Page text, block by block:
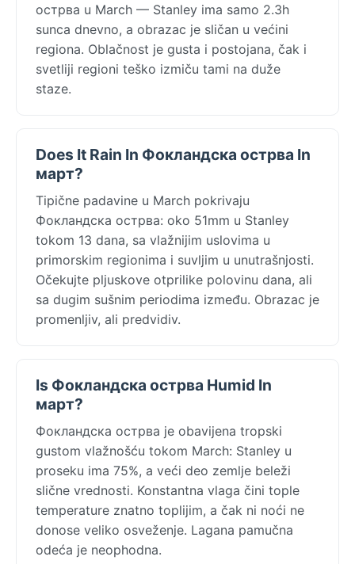
острва u March — Stanley ima samo 2.3h
sunca dnevno, a obrazac je sličan u većini
regiona. Oblačnost je gusta i postojana, čak i
svetliji regioni teško izmiču tami na duže
staze.
Does It Rain In Фокландска острва In
март?
Tipične padavine u March pokrivaju
Фокландска острва: oko 51mm u Stanley
tokom 13 dana, sa vlažnijim uslovima u
primorskim regionima i suvljim u unutrašnjosti.
Očekujte pljuskove otprilike polovinu dana, ali
sa dugim sušnim periodima između. Obrazac je
promenljiv, ali predvidiv.
Is Фокландска острва Humid In
март?
Фокландска острва je obavijena tropski
gustom vlažnošću tokom March: Stanley u
proseku ima 75%, a veći deo zemlje beleži
slične vrednosti. Konstantna vlaga čini tople
temperature znatno toplijim, a čak ni noći ne
donose veliko osveženje. Lagana pamučna
odeća je neophodna.